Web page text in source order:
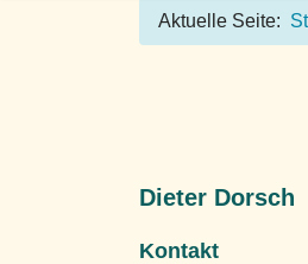
Aktuelle Seite:
Dieter Dorsch
Kontakt